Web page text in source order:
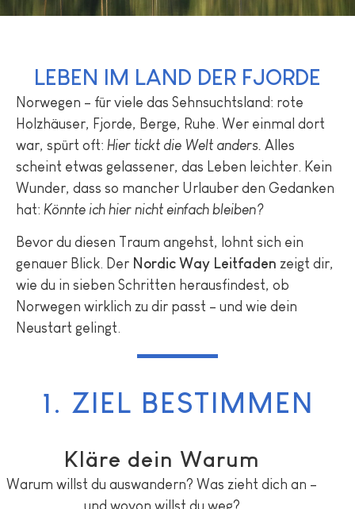
LEBEN IM LAND DER FJORDE
Norwegen – für viele das Sehnsuchtsland: rote
Holzhäuser, Fjorde, Berge, Ruhe. Wer einmal dort
war, spürt oft: Hier tickt die Welt anders. Alles
scheint etwas gelassener, das Leben leichter. Kein
Wunder, dass so mancher Urlauber den Gedanken
hat: Könnte ich hier nicht einfach bleiben?
Bevor du diesen Traum angehst, lohnt sich ein
genauer Blick. Der Nordic Way Leitfaden zeigt dir,
wie du in sieben Schritten herausfindest, ob
Norwegen wirklich zu dir passt – und wie dein
Neustart gelingt.
1. ZIEL BESTIMMEN
Kläre dein Warum
Warum willst du auswandern? Was zieht dich an –
und wovon willst du weg?